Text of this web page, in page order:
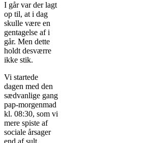
I går var der lagt
op til, at i dag
skulle være en
gentagelse af i
går. Men dette
holdt desværre
ikke stik.
Vi startede
dagen med den
sædvanlige gang
pap-morgenmad
kl. 08:30, som vi
mere spiste af
sociale årsager
end af sult.